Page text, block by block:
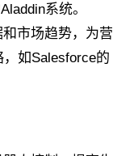
系统。
市场趋势，为营
如Salesforce的